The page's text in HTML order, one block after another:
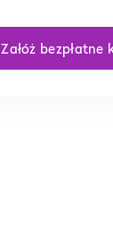
Załóż bezpłatne